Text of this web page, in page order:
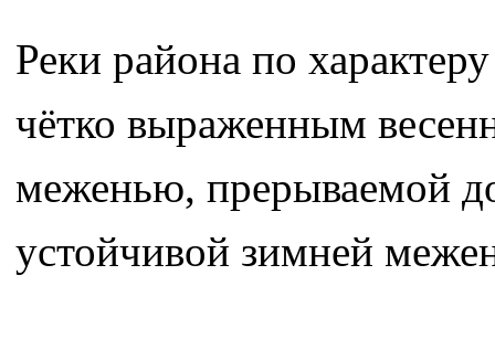
Реки района по
чётко выраженным
меженью, прерываемой
устойчивой зимней